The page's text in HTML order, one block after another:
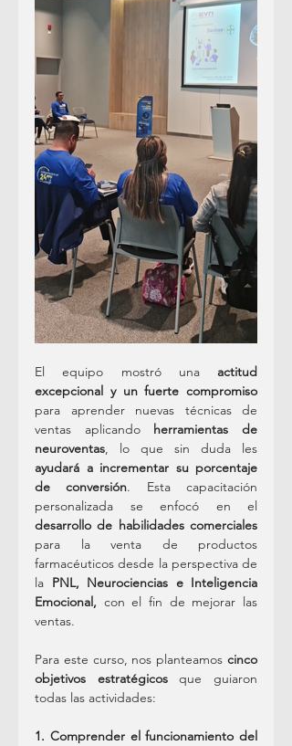
El equipo mostró una actitud
excepcional y un fuerte compromiso
para aprender nuevas técnicas de
ventas aplicando herramientas de
neuroventas
ayudará a incrementar su porcentaje
de conversión. Esta capacitación
desarrollo de habilidades comerciales
para la venta de productos
farmacéuticos desde la perspectiva de
la PNL, Neurociencias e Inteligencia
Emocional, con el fin de mejorar las
ventas.
Para este curso, nos planteamos cinco
objetivos estratégicos que guiaron
todas las actividades:
1. Comprender el funcionamiento del